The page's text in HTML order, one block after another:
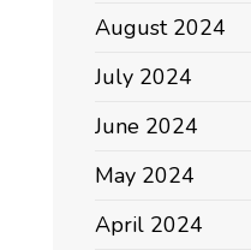
August 2024
July 2024
June 2024
May 2024
April 2024